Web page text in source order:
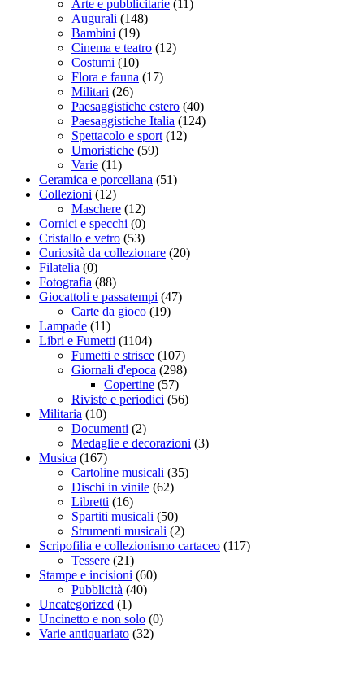
Arte e pubblicitarie (11)
Augurali (148)
Bambini (19)
Cinema e teatro (12)
Costumi (10)
Flora e fauna (17)
Militari (26)
Paesaggistiche estero (40)
Paesaggistiche Italia (124)
Spettacolo e sport (12)
Umoristiche (59)
Varie (11)
Ceramica e porcellana (51)
Collezioni (12)
Maschere (12)
Cornici e specchi (0)
Cristallo e vetro (53)
Curiosità da collezionare (20)
Filatelia (0)
Fotografia (88)
Giocattoli e passatempi (47)
Carte da gioco (19)
Lampade (11)
Libri e Fumetti (1104)
Fumetti e strisce (107)
Giornali d'epoca (298)
Copertine (57)
Riviste e periodici (56)
Militaria (10)
Documenti (2)
Medaglie e decorazioni (3)
Musica (167)
Cartoline musicali (35)
Dischi in vinile (62)
Libretti (16)
Spartiti musicali (50)
Strumenti musicali (2)
Scripofilia e collezionismo cartaceo (117)
Tessere (21)
Stampe e incisioni (60)
Pubblicità (40)
Uncategorized (1)
Uncinetto e non solo (0)
Varie antiquariato (32)